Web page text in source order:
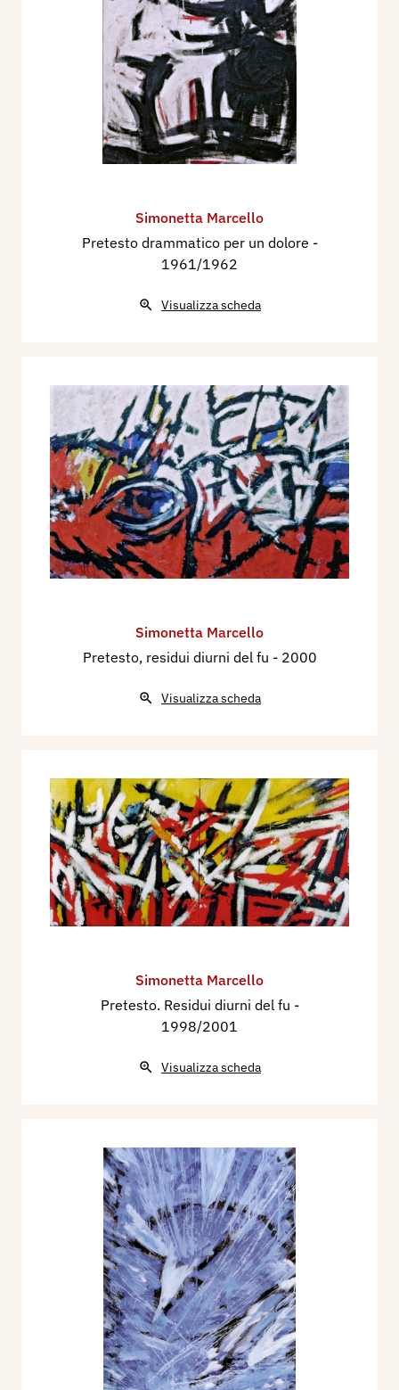
Simonetta Marcello
Pretesto drammatico per un dolore -
1961/1962
Visualizza scheda
Simonetta Marcello
Pretesto, residui diurni del fu - 2000
Visualizza scheda
Simonetta Marcello
Pretesto. Residui diurni del fu -
1998/2001
Visualizza scheda